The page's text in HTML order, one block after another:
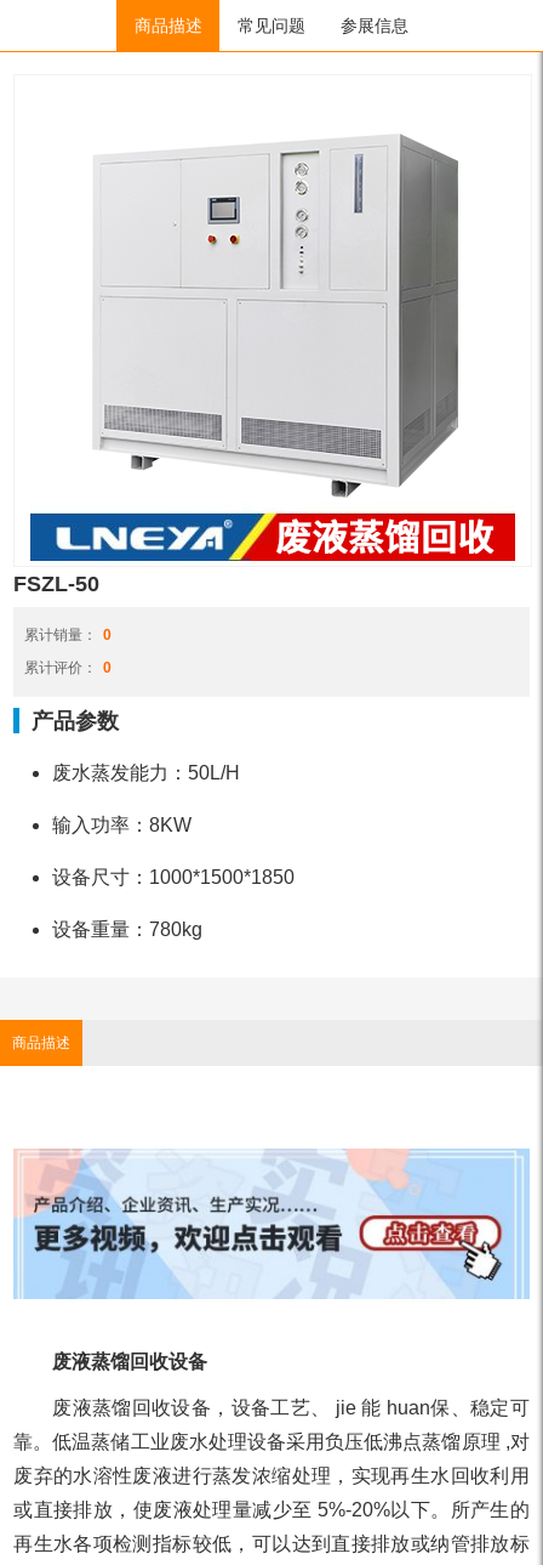
冷凝捕集制冷系统（环境友好）
FSZL系列 废液蒸馏捕集回
收/ FSZL-50
FSZL-50
累计销量：
0
累计评价：
0
产品参数
废水蒸发能力：50L/H
输入功率：8KW
设备尺寸：1000*1500*1850
设备重量：780kg
商品描述
商品描述 常见问题 参展信息
废液蒸馏回收设备
废液蒸馏回收设备，设备工艺、 jie 能 huan保、稳定可
靠。低温蒸储工业废水处理设备采用负压低沸点蒸馏原理 ,对
废弃的水溶性废液进行蒸发浓缩处理，实现再生水回收利用
或直接排放，使废液处理量减少至 5%-20%以下。所产生的
再生水各项检测指标较低，可以达到直接排放或纳管排放标